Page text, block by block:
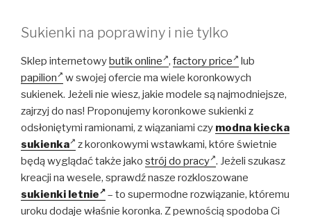
Sukienki na poprawiny i nie tylko
Sklep internetowybutik online , factory price
lub
papilion
w swojej ofercie ma wiele koronkowych
sukienek. Jeżeli nie wiesz, jakie modele są najmodniejsze,
zajrzyj do nas! Proponujemy koronkowe sukienki z
odsłoniętymi ramionami, z wiązaniami czy modna kiecka
sukienka
z koronkowymi wstawkami, które świetnie
będą wyglądać także jako strój do pracy . Jeżeli szukasz
kreacji na wesele, sprawdź nasze rozkloszowane
sukienki letnie
– to supermodne rozwiązanie, któremu
uroku dodaje właśnie koronka. Z pewnością spodoba Ci